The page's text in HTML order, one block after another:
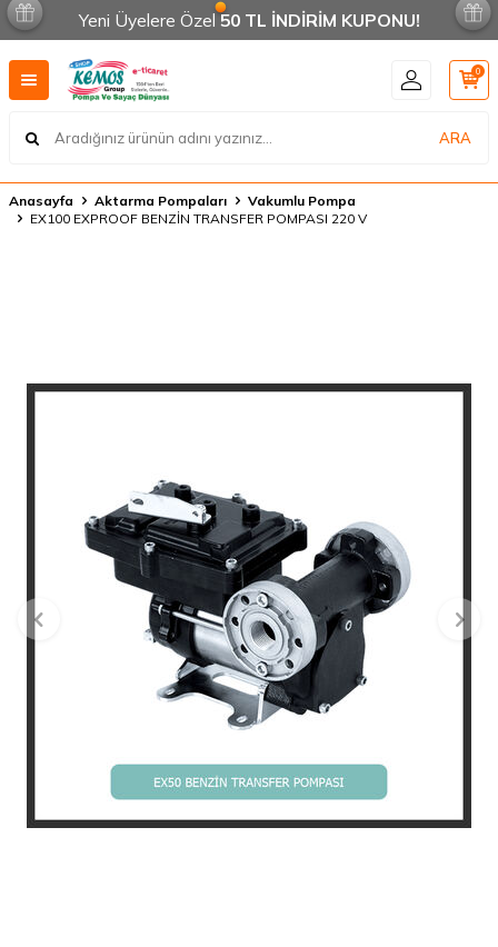
Yeni Üyelere Özel 50 TL İNDİRİM KUPONU!
ARA
0
Anasayfa Aktarma Pompaları
Vakumlu Pompa
EX100 EXPROOF BENZİN TRANSFER POMPASI 220 V